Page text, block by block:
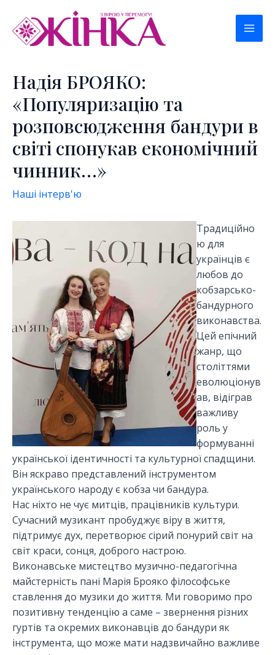
содержимому
Надія БРОЯКО:
«Популяризацію та
розповсюдження бандури в
світі спонукав економічний
чинник…»
Наші інтерв'ю
Традиційно
ю для
українців є
любов до
кобзарсько-
бандурного
виконавства.
Цей епічний
жанр, що
століттями
еволюціонув
ав, відіграв
важливу
роль у
формуванні
української ідентичності та культурної спадщини.
Він яскраво представлений інструментом
українського народу є кобза чи бандура.
Нас ніхто не чує митців, працівників культури.
Сучасний музикант пробуджує віру в життя,
підтримує дух, перетворює сірий понурий світ на
світ краси, сонця, доброго настрою.
Виконавське мистецтво музично-педагогічна
майстерність пані Марія Брояко філософське
ставлення до музики до життя. Ми говоримо про
позитивну тенденцію а саме – звернення різних
гуртів та окремих виконавців до бандури як
інструмента, що може мати надзвичайно важливе